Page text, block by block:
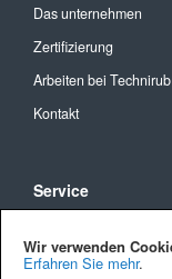
Wir verwenden
Erfahren Sie mehr.
Das unternehmen
Zertifizierung
Arbeiten bei Technirub
Kontakt
Service
Versandkosten und